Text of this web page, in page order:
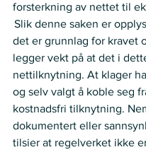
forsterkning av nettet til
Slik denne saken er
det er grunnlag for kravet
legger vekt på at det i
nettilknytning. At klager
og selv valgt å koble seg
kostnadsfri tilknytning.
dokumentert eller
tilsier at regelverket ikke